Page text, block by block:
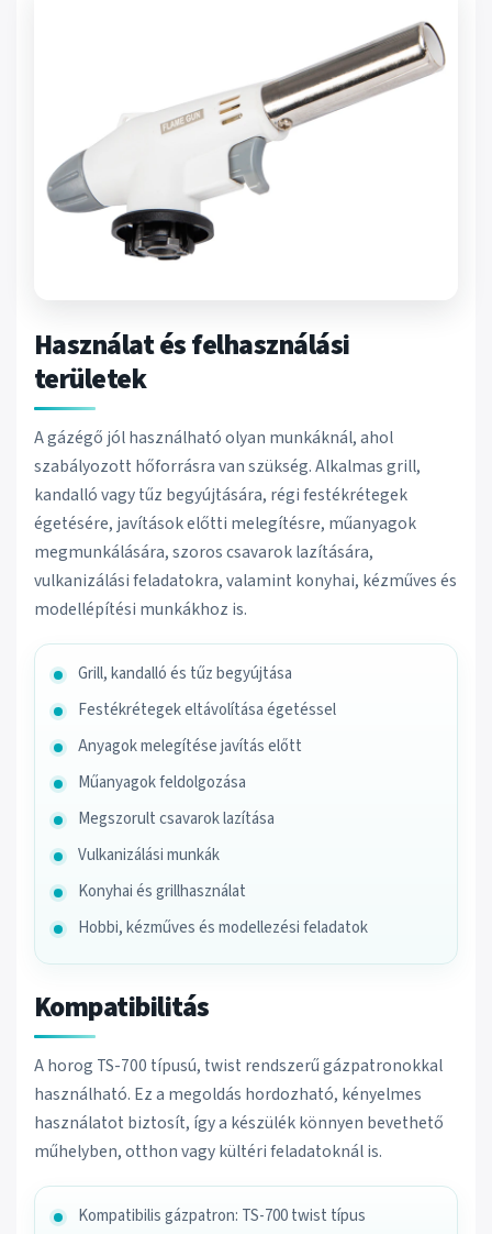
Használat és felhasználási
területek
A gázégő jól használható olyan munkáknál, ahol
szabályozott hőforrásra van szükség. Alkalmas grill,
kandalló vagy tűz begyújtására, régi festékrétegek
égetésére, javítások előtti melegítésre, műanyagok
megmunkálására, szoros csavarok lazítására,
vulkanizálási feladatokra, valamint konyhai, kézműves és
modellépítési munkákhoz is.
Grill, kandalló és tűz begyújtása
Festékrétegek eltávolítása égetéssel
Anyagok melegítése javítás előtt
Műanyagok feldolgozása
Megszorult csavarok lazítása
Vulkanizálási munkák
Konyhai és grillhasználat
Hobbi, kézműves és modellezési feladatok
Kompatibilitás
A horog TS-700 típusú, twist rendszerű gázpatronokkal
használható. Ez a megoldás hordozható, kényelmes
használatot biztosít, így a készülék könnyen bevethető
műhelyben, otthon vagy kültéri feladatoknál is.
Kompatibilis gázpatron: TS-700 twist típus